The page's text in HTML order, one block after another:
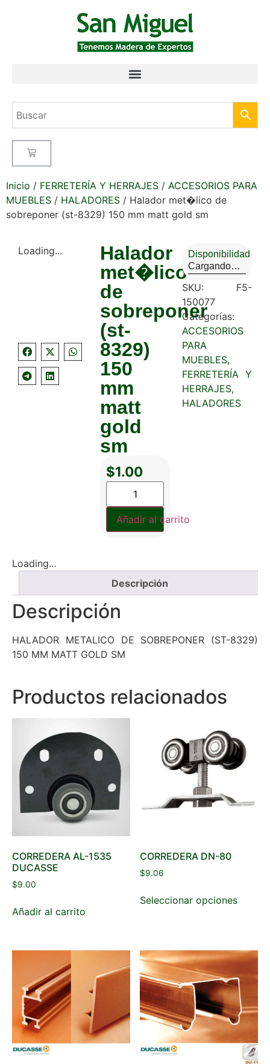
Inicio / FERRETERÍA Y HERRAJES / ACCESORIOS PARA
MUEBLES / HALADORES / Halador met�lico de
sobreponer (st-8329) 150 mm matt gold sm
Loading...
Halador
met�lico
de
sobreponer
(st-
8329)
150
mm
matt
gold
sm
$1.00
Añadir al carrito
Disponibilidad
Cargando…
SKU: F5-
150077
Categorías:
ACCESORIOS
PARA
MUEBLES,
FERRETERÍA Y
HERRAJES,
HALADORES
Loading...
Descripción
Descripción
HALADOR METALICO DE SOBREPONER (ST-8329)
150 MM MATT GOLD SM
Productos relacionados
CORREDERA AL-1535
DUCASSE
$9.00
Añadir al carrito
CORREDERA DN-80
$9.06
Seleccionar opciones